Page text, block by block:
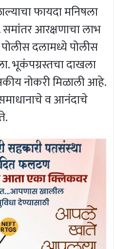
फायदा मनिषला
आरक्षणाचा लाभ
पोलीस दलामध्ये पोलीस
भूकंपग्रस्तचा दाखला
नोकरी मिळाली आहे.
व आनंदाचे